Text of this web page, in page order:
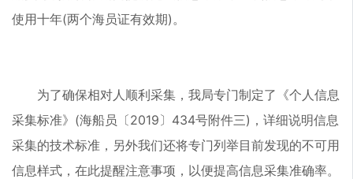
使用十年(两个海员证有效期)。
为了确保相对人顺利采集，我局专门制定了《个人信息
采集标准》(海船员〔2019〕434号附件三)，详细说明信息
采集的技术标准，另外我们还将专门列举目前发现的不可用
信息样式，在此提醒注意事项，以便提高信息采集准确率。